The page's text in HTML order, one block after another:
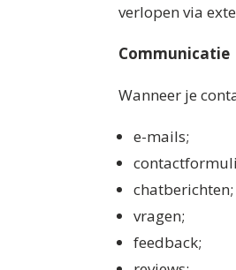
verlopen via
Communicatie
Wanneer je
e-mails;
chatberichten;
vragen;
feedback;